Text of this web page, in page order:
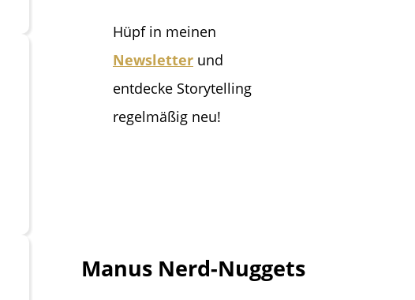
Hüpf in meinen
Newsletter und
entdecke Storytelling
regelmäßig neu!
Manus Nerd-Nuggets